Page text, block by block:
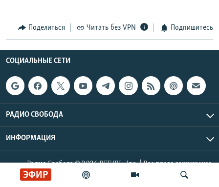
Все сайты РСЕ/РС
ЭФИР
Поделиться Читать без VPN Подпишитесь
СОЦИАЛЬНЫЕ СЕТИ
РАДИО СВОБОДА
ИНФОРМАЦИЯ
Радио Свобода © 2026 RFE/RL, Inc. | Все права защищены.